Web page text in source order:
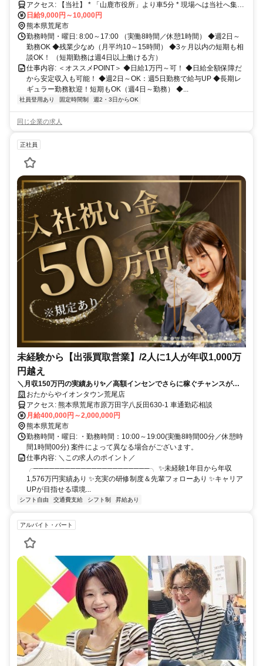
アクセス: 【当社】 * 「山鹿市役所」より車5分 * 現場へは当社へ集合
後、社用車で移動します。
日給9,000円～10,000円
熊本県荒尾市
勤務時間・曜日: 8:00～17:00 （実働8時間／休憩1時間） ◆週2日～
勤務OK ◆残業少なめ（月平均10～15時間） ◆3ヶ月以内の短期も相
談OK！ （短期勤務は週4日以上働ける方）
仕事内容: ＜オススメPOINT＞ ◆日給1万円～可！ ◆日給全額保障だ
から安定収入も可能！ ◆週2日～OK：週5日勤務で給与UP ◆長期レ
ギュラー勤務歓迎！短期もOK（週4日～勤務） ◆...
社員登用あり 固定時間制 週2・3日からOK
同じ企業の求人
正社員
未経験から【出張買取営業】/2人に1人が年収1,000万
円越え
＼月収150万円の実績あり✨／高額インセンでさらに稼ぐチャンスがあ
ります❗ ✨賞与年2回✨入社祝い金あり ✅テレアポなし！✅飛び込みなし
✅土日希望休もOK✅女性も活躍中✅研修サポートも充実❗
おたからやイオンタウン荒尾店
アクセス: 熊本県荒尾市原万田字八反田630-1 車通勤応相談
月給400,000円～2,000,000円
熊本県荒尾市
勤務時間・曜日: ・勤務時間：10:00～19:00(実働8時間00分／休憩時
間1時間00分) 案件によって異なる場合がございます。
仕事内容: ＼この求人のポイント／
╭──────────────────────╮ ✨未経験1年目から年収
1,576万円実績あり ✨充実の研修制度＆先輩フォローあり ✨キャリア
UPが目指せる環境...
シフト自由 交通費支給 シフト制 昇給あり
アルバイト・パート